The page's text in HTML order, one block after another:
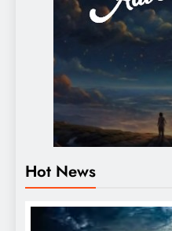
Hot News